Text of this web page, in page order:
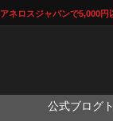
アネロスジャパンで5,000円
公式ブログ